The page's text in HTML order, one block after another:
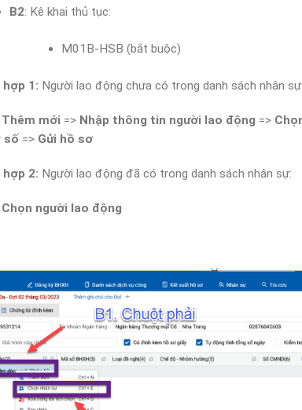
B2: Kê khai thủ tục:
M01B-HSB (bắt buộc)
1: Người lao động chưa có trong danh sách nhân sự:
Thêm mới => Nhập thông tin người lao động =>
số => Gửi hồ sơ
2: Người lao động đã có trong danh sách nhân sự:
Chọn người lao động